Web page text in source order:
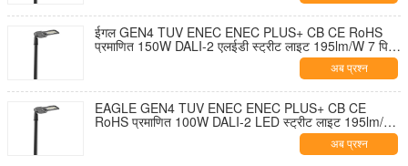
ईगल GEN4 TUV ENEC ENEC PLUS+ CB CE RoHS
प्रमाणित 150W DALI-2 एलईडी स्ट्रीट लाइट 195lm/W 7 पिन
NEMA सॉकेट शॉर्टिंग कैप और 10KV SPD के साथ टूल-फ्री
अब प्रश्न
EAGLE GEN4 TUV ENEC ENEC PLUS+ CB CE
RoHS प्रमाणित 100W DALI-2 LED स्ट्रीट लाइट 195lm/W
7 पिन NEMA सॉकेट शॉर्टिंग कैप और 10KV SPD के साथ टूल-
अब प्रश्न